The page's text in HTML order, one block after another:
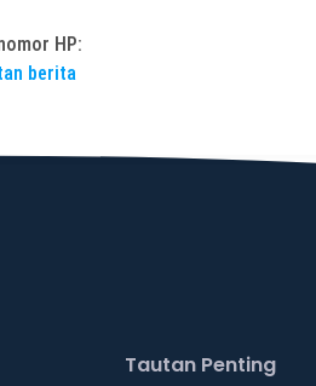
HP:
berita
Tautan Penting